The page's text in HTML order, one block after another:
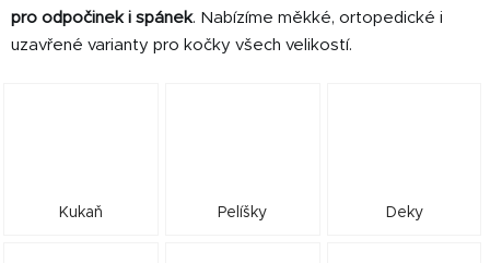
pro odpočinek i spánek. Nabízíme měkké, ortopedické i
uzavřené varianty pro kočky všech velikostí.
Kukaň Pelíšky Deky